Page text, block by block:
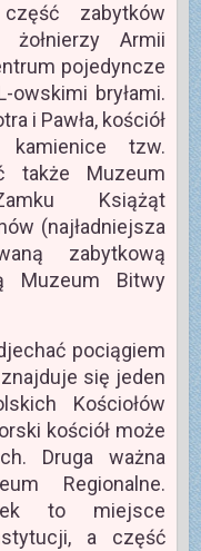
zabytków
żołnierzy Armii
pojedyncze
owskimi bryłami.
i Pawła, kościół
tzw.
także Muzeum
Książąt
(najładniejsza
zabytkową
Muzeum Bitwy
pociągiem
się jeden
Kościołów
kościół może
Druga ważna
Regionalne.
to miejsce
a część